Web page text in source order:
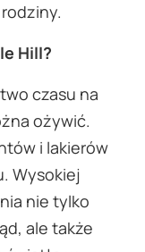
Hill?
czasu na
ożywić.
i lakierów
Wysokiej
nie tylko
ale także